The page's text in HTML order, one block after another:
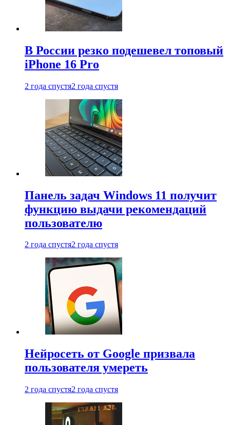
В России резко подешевел топовый
iPhone 16 Pro
2 года спустя2 года спустя
Панель задач Windows 11 получит
функцию выдачи рекомендаций
пользователю
2 года спустя2 года спустя
Нейросеть от Google призвала
пользователя умереть
2 года спустя2 года спустя